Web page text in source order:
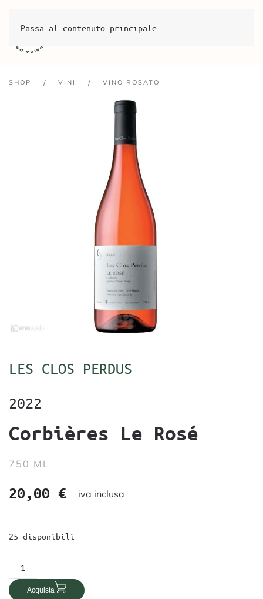
Passa al contenuto principale
SHOP VINI VINO ROSATO
LES CLOS PERDUS
2022
Corbières Le Rosé
750 ML
20,00 € iva inclusa
25 disponibili
Clos
Perdus,Acquista